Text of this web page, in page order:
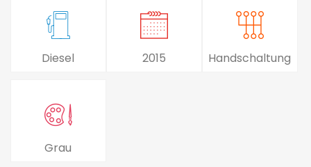
Diesel 2015 Handschaltung
Grau